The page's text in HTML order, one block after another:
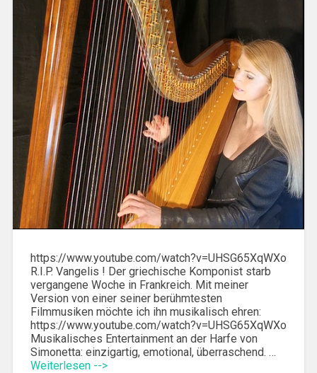
https://www.youtube.com/watch?v=UHSG65XqWXo
R.I.P. Vangelis ! Der griechische Komponist starb
vergangene Woche in Frankreich. Mit meiner
Version von einer seiner berühmtesten
Filmmusiken möchte ich ihn musikalisch ehren:
https://www.youtube.com/watch?v=UHSG65XqWXo
Musikalisches Entertainment an der Harfe von
Simonetta: einzigartig, emotional, überraschend. …
Weiterlesen -->